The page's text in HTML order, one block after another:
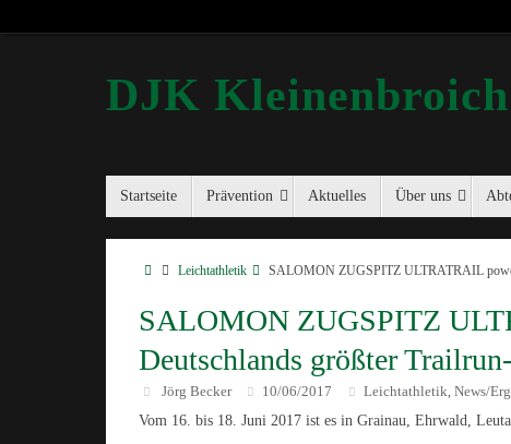
DJK Kleinenbroich
Startseite Prävention Aktuelles Über uns
Leichtathletik SALOMON ZUGSPITZ ULTRATRAIL
SALOMON ZUGSPITZ
Deutschlands größter
Jörg Becker 10/06/2017 Leichtathletik, News/
Vom 16. bis 18. Juni 2017 ist es in Grainau, Ehrwald,